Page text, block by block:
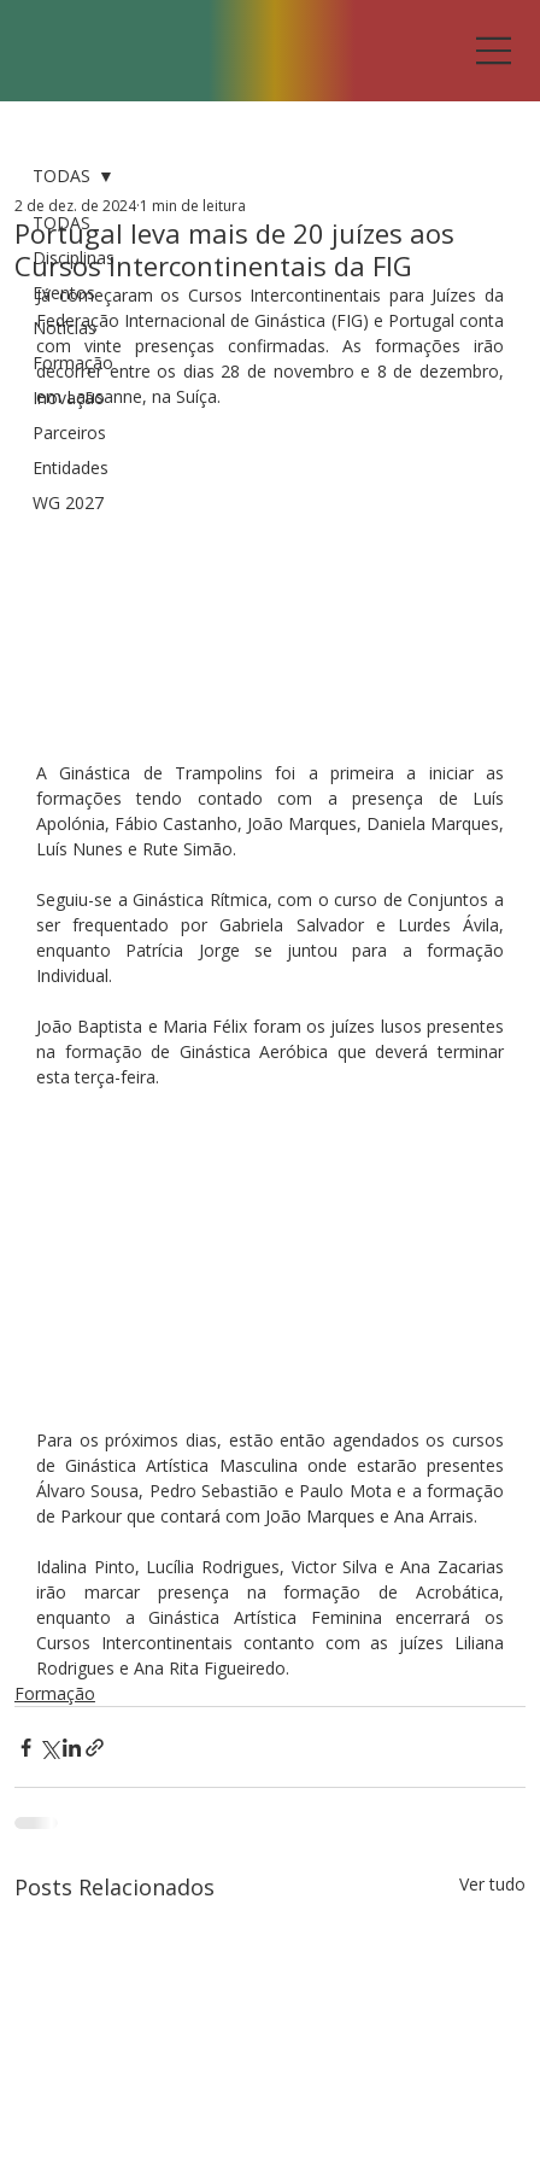
TODAS
Disciplinas
Eventos
Notícias
Formação
Inovação
Parceiros
Entidades
WG 2027
TODAS
Portugal leva mais de 20 juízes aos
Cursos Intercontinentais da FIG
2 de dez. de 2024 1 min de leitura
Já começaram os Cursos Intercontinentais para Juízes da
Federação Internacional de Ginástica (FIG) e Portugal conta
com vinte presenças confirmadas. As formações irão
decorrer entre os dias 28 de novembro e 8 de dezembro,
em Lausanne, na Suíça.
A Ginástica de Trampolins foi a primeira a iniciar as
formações tendo contado com a presença de Luís
Apolónia, Fábio Castanho, João Marques, Daniela Marques,
Luís Nunes e Rute Simão.
Seguiu-se a Ginástica Rítmica, com o curso de Conjuntos a
ser frequentado por Gabriela Salvador e Lurdes Ávila,
enquanto Patrícia Jorge se juntou para a formação
Individual.
João Baptista e Maria Félix foram os juízes lusos presentes
na formação de Ginástica Aeróbica que deverá terminar
esta terça-feira.
Para os próximos dias, estão então agendados os cursos
de Ginástica Artística Masculina onde estarão presentes
Álvaro Sousa, Pedro Sebastião e Paulo Mota e a formação
de Parkour que contará com João Marques e Ana Arrais.
Idalina Pinto, Lucília Rodrigues, Victor Silva e Ana Zacarias
irão marcar presença na formação de Acrobática,
enquanto a Ginástica Artística Feminina encerrará os
Cursos Intercontinentais contanto com as juízes Liliana
Rodrigues e Ana Rita Figueiredo.
Formação
Posts Relacionados Ver tudo